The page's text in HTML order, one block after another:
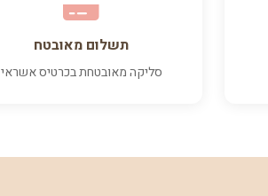
תשלום מאובטח
סליקה מאובטחת בכרטיס אשראי